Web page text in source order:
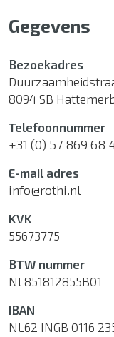
Gegevens
Bezoekadres
8094 SB
Telefoonnummer
+31 (0) 57 869 68
E-mail adres
info@rothi.nl
KVK
55673775
BTW nummer
NL851812855B01
IBAN
NL62 INGB 0116